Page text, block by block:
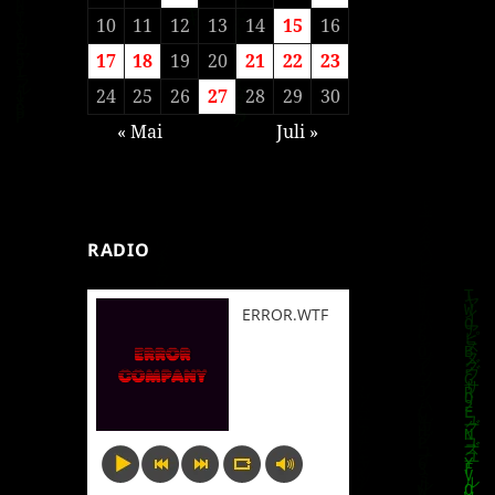
10
11 12 13 14 15
16
17
18 19 20 21 22
23
24
25 26 27 28 29
30
« Mai
Juli »
RADIO
ERROR.WTF